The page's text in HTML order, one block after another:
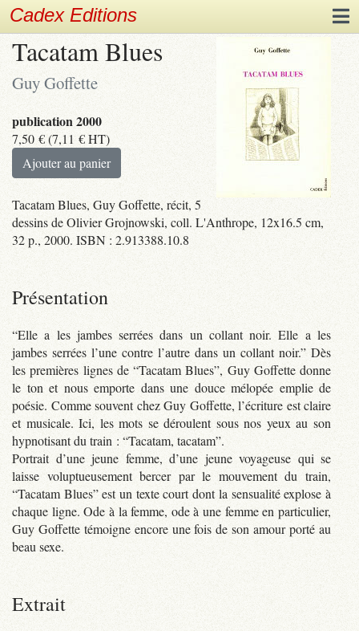
Cadex Editions
Tacatam Blues
Guy Goffette
publication 2000
7,50 €(7,11 €HT)
Ajouter au panier
Tacatam Blues, Guy Goffette, récit, 5
dessins de Olivier Grojnowski, coll. L'Anthrope, 12x16.5 cm,
32 p., 2000. ISBN : 2.913388.10.8
Présentation
“Elle a les jambes serrées dans un collant noir. Elle a les
jambes serrées l’une contre l’autre dans un collant noir.” Dès
les premières lignes de “Tacatam Blues”, Guy Goffette donne
le ton et nous emporte dans une douce mélopée emplie de
poésie. Comme souvent chez Guy Goffette, l’écriture est claire
et musicale. Ici, les mots se déroulent sous nos yeux au son
hypnotisant du train : “Tacatam, tacatam”.
Portrait d’une jeune femme, d’une jeune voyageuse qui se
laisse voluptueusement bercer par le mouvement du train,
“Tacatam Blues” est un texte court dont la sensualité explose à
chaque ligne. Ode à la femme, ode à une femme en particulier,
Guy Goffette témoigne encore une fois de son amour porté au
beau sexe.
Extrait